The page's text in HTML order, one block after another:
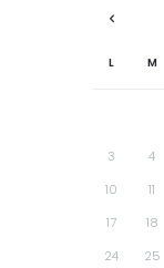
L M
3
4
10
11
17
18
24
25